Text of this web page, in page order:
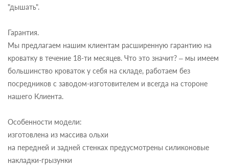
"дышать".
Гарантия.
Мы предлагаем нашим клиентам расширенную гарантию на
кроватку в течение 18-ти месяцев. Что это значит? – мы имеем
большинство кроваток у себя на складе, работаем без
посредников с заводом-изготовителем и всегда на стороне
нашего Клиента.
Особенности модели:
изготовлена из массива ольхи
на передней и задней стенках предусмотрены силиконовые
накладки-грызунки